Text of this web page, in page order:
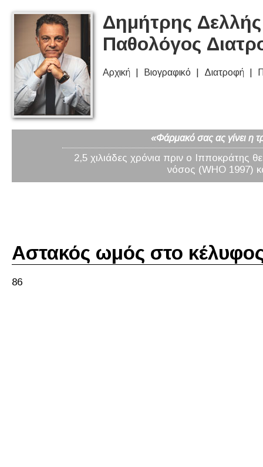
Δημήτρης
Παθολόγος
Αρχική Βιογραφικό Διατροφή
«Φάρμακό σας ας γίνει η
2,5 χιλιάδες χρόνια πριν ο Ιπποκράτης
νόσος (WHO 1997)
Αστακός ωμός στο
86